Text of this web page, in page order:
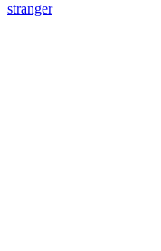
stranger